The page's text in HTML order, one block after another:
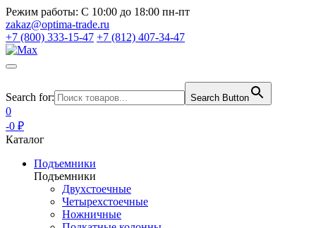
Режим работы: С 10:00 до 18:00 пн-пт
zakaz@optima-trade.ru
+7 (800) 333-15-47 +7 (812) 407-34-47
Search for: Search Button
0
-0 ₽
Каталог
Подъемники
Подъемники
Двухстоечные
Четырехстоечные
Ножничные